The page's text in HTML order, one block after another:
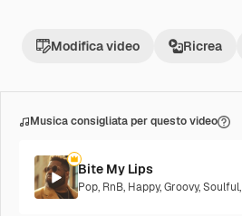
Modifica video Ricrea
Musica consigliata per questo video
Bite My Lips
Pop, RnB, Happy,Groovy,Soulful,